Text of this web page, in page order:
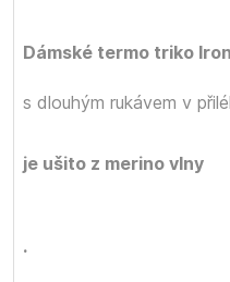
Dámské termo triko
s dlouhým rukávem
je ušito z merino vlny
v
.